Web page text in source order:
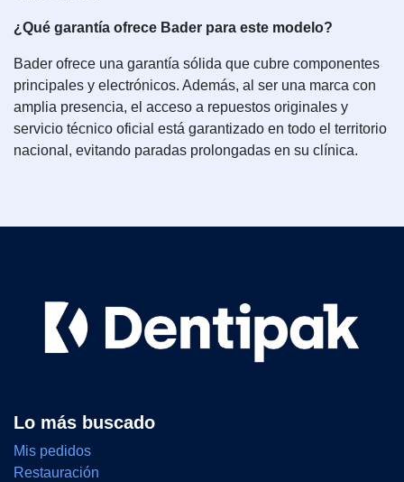
¿Qué garantía ofrece Bader para este modelo?
Bader ofrece una garantía sólida que cubre componentes
principales y electrónicos. Además, al ser una marca con
amplia presencia, el acceso a repuestos originales y
servicio técnico oficial está garantizado en todo el territorio
nacional, evitando paradas prolongadas en su clínica.
Lo más buscado
Mis pedidos
Restauración